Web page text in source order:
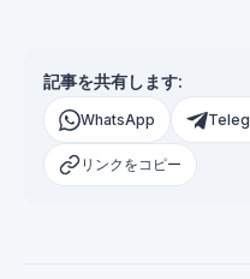
記事を共有します:
WhatsApp
リンクをコピー